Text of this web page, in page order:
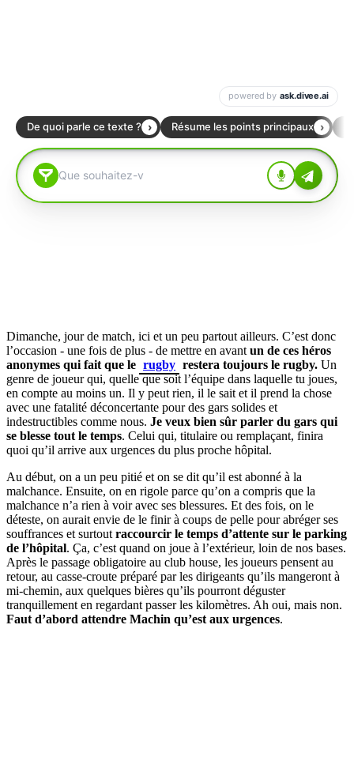
Dimanche, jour de match, ici et un peu partout ailleurs. C’est donc
l’occasion - une fois de plus - de mettre en avant un de ces héros
anonymes qui fait que le rugby restera toujours le rugby. Un
genre de joueur qui, quelle que soit l’équipe dans laquelle tu joues,
en compte au moins un. Il y peut rien, il le sait et il prend la chose
avec une fatalité déconcertante pour des gars solides et
indestructibles comme nous. Je veux bien sûr parler du gars qui
se blesse tout le temps. Celui qui, titulaire ou remplaçant, finira
quoi qu’il arrive aux urgences du plus proche hôpital.
Au début, on a un peu pitié et on se dit qu’il est abonné à la
malchance. Ensuite, on en rigole parce qu’on a compris que la
malchance n’a rien à voir avec ses blessures. Et des fois, on le
déteste, on aurait envie de le finir à coups de pelle pour abréger ses
souffrances et surtout raccourcir le temps d’attente sur le parking
de l’hôpital. Ça, c’est quand on joue à l’extérieur, loin de nos bases.
Après le passage obligatoire au club house, les joueurs pensent au
retour, au casse-croute préparé par les dirigeants qu’ils mangeront à
mi-chemin, aux quelques bières qu’ils pourront déguster
tranquillement en regardant passer les kilomètres. Ah oui, mais non.
Faut d’abord attendre Machin qu’est aux urgences.